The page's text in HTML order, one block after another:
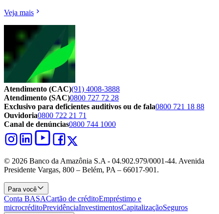
Veja mais
Atendimento (CAC)(91) 4008-3888
Atendimento (SAC)0800 727 72 28
Exclusivo para deficientes auditivos ou de fala0800 721 18 88
Ouvidoria0800 722 21 71
Canal de denúncias0800 744 1000
© 2026 Banco da Amazônia S.A - 04.902.979/0001‐44. Avenida
Presidente Vargas, 800 – Belém, PA – 66017-901.
Para você
Conta BASACartão de créditoEmpréstimo e
microcréditoPrevidênciaInvestimentosCapitalizaçãoSeguros